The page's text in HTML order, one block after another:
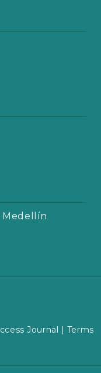
Medellín
Journal | Terms